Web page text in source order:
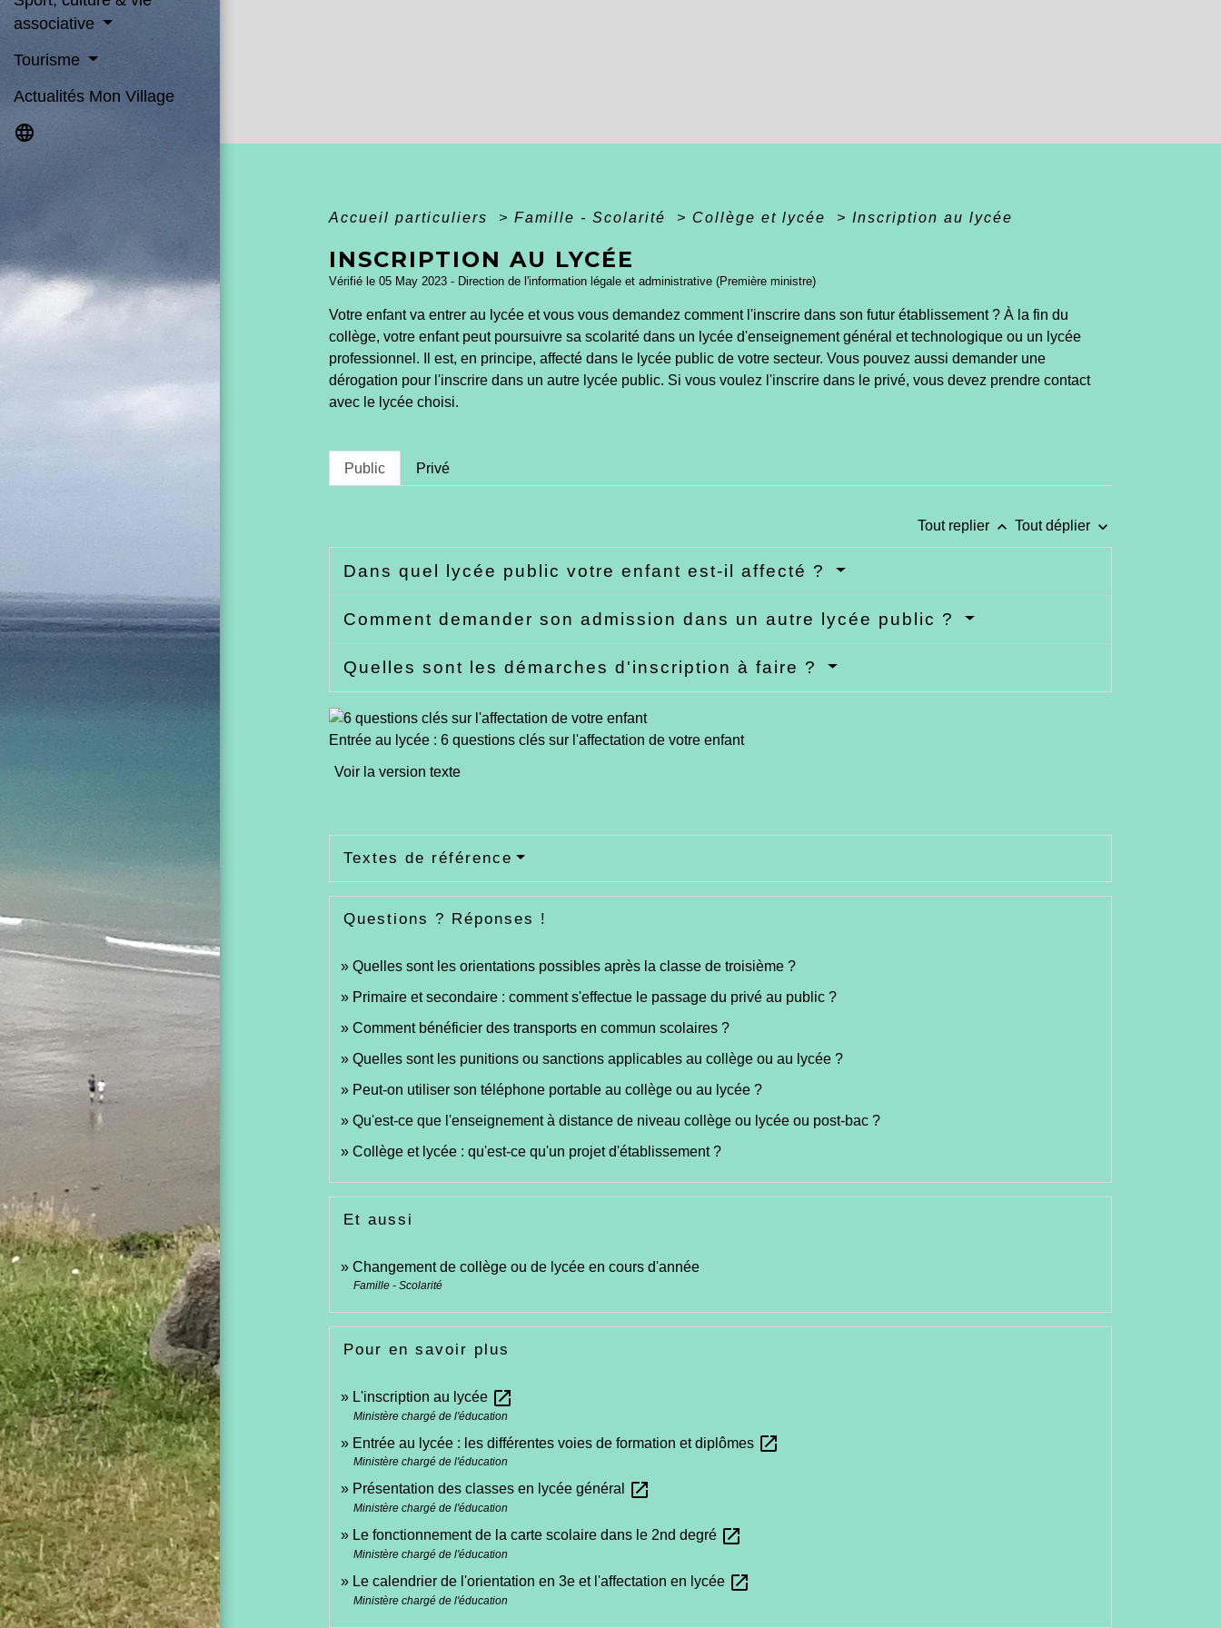
associative
Tourisme
Actualités Mon Village
language
Accueil particuliers > Famille - Scolarité > Collège et lycée > Inscription au lycée
INSCRIPTION AU LYCÉE
Vérifié le 05 May 2023 - Direction de l'information légale et administrative (Première ministre)
Votre enfant va entrer au lycée et vous vous demandez comment l'inscrire dans son futur établissement ? À la fin du
collège, votre enfant peut poursuivre sa scolarité dans un lycée d'enseignement général et technologique ou un lycée
professionnel. Il est, en principe, affecté dans le lycée public de votre secteur. Vous pouvez aussi demander une
dérogation pour l'inscrire dans un autre lycée public. Si vous voulez l'inscrire dans le privé, vous devez prendre contact
avec le lycée choisi.
Public Privé
Tout replier keyboard_arrow_up Tout déplier keyboard_arrow_down
Dans quel lycée public votre enfant est-il affecté ?
Comment demander son admission dans un autre lycée public ?
Quelles sont les démarches d'inscription à faire ?
Entrée au lycée : 6 questions clés sur l'affectation de votre enfant
Voir la version texte
Textes de référence
Questions ? Réponses !
Quelles sont les orientations possibles après la classe de troisième ?
Primaire et secondaire : comment s'effectue le passage du privé au public ?
Comment bénéficier des transports en commun scolaires ?
Quelles sont les punitions ou sanctions applicables au collège ou au lycée ?
Peut-on utiliser son téléphone portable au collège ou au lycée ?
Qu'est-ce que l'enseignement à distance de niveau collège ou lycée ou post-bac ?
Collège et lycée : qu'est-ce qu'un projet d'établissement ?
Et aussi
Changement de collège ou de lycée en cours d'année
Famille - Scolarité
Pour en savoir plus
L'inscription au lycée open_in_new
Ministère chargé de l'éducation
Entrée au lycée : les différentes voies de formation et diplômes open_in_new
Ministère chargé de l'éducation
Présentation des classes en lycée général open_in_new
Ministère chargé de l'éducation
Le fonctionnement de la carte scolaire dans le 2nd degré open_in_new
Ministère chargé de l'éducation
Le calendrier de l'orientation en 3e et l'affectation en lycée open_in_new
Ministère chargé de l'éducation